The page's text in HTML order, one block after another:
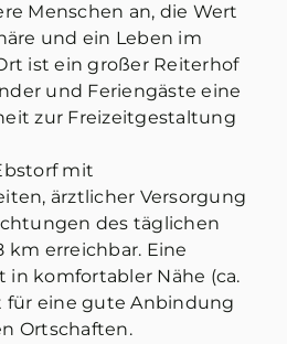
Menschen an, die Wert
und ein Leben im
ist ein großer Reiterhof
und Feriengäste eine
zur Freizeitgestaltung
mit
ärztlicher Versorgung
des täglichen
km erreichbar. Eine
in komfortabler Nähe (ca.
für eine gute Anbindung
Ortschaften.